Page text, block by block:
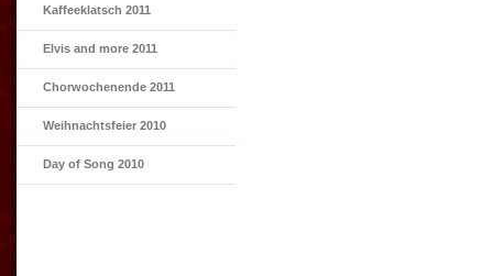
Kaffeeklatsch 2011
Elvis and more 2011
Chorwochenende 2011
Weihnachtsfeier 2010
Day of Song 2010